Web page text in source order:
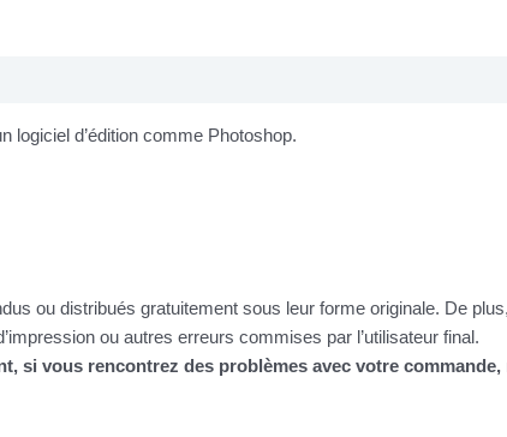
logiciel d’édition comme Photoshop.
ou distribués gratuitement sous leur forme originale. De
ou autres erreurs commises par l’utilisateur final.
si vous rencontrez des problèmes avec votre commande,